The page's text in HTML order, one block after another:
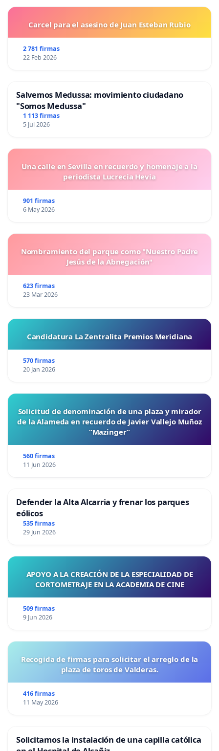
Carcel para el asesino de Juan Esteban Rubio
2 781 firmas
22 Feb 2026
Salvemos Medussa: movimiento ciudadano
"Somos Medussa"
1 113 firmas
5 Jul 2026
Una calle en Sevilla en recuerdo y homenaje a la
periodista Lucrecia Hevia
901 firmas
6 May 2026
Nombramiento del parque como "Nuestro Padre
Jesús de la Abnegación"
623 firmas
23 Mar 2026
Candidatura La Zentralita Premios Meridiana
570 firmas
20 Jan 2026
Solicitud de denominación de una plaza y mirador
de la Alameda en recuerdo de Javier Vallejo Muñoz
“Mazinger”
560 firmas
11 Jun 2026
Defender la Alta Alcarria y frenar los parques
eólicos
535 firmas
29 Jun 2026
APOYO A LA CREACIÓN DE LA ESPECIALIDAD DE
CORTOMETRAJE EN LA ACADEMIA DE CINE
509 firmas
9 Jun 2026
Recogida de firmas para solicitar el arreglo de la
plaza de toros de Valderas.
416 firmas
11 May 2026
Solicitamos la instalación de una capilla católica